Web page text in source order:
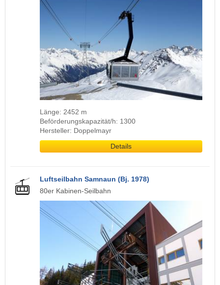
Länge: 2452 m
Beförderungskapazität/h: 1300
Hersteller: Doppelmayr
Details
Luftseilbahn Samnaun (Bj. 1978)
80er Kabinen-Seilbahn